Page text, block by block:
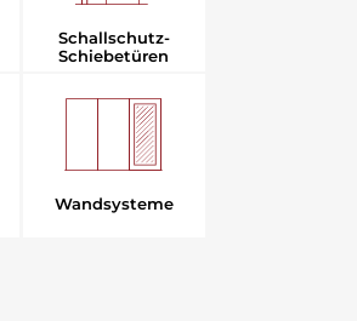
Schallschutz-
Schiebetüren
Wandsysteme